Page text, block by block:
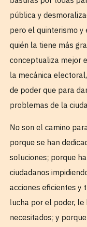
pública y
pero el quinterismo y
quién la tiene más
conceptualiza mejor
la mecánica
de poder que para
problemas de la
No son el camino
porque se han
soluciones; porque
ciudadanos
acciones eficientes y
lucha por el poder,
necesitados; y